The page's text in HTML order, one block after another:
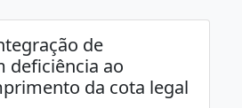
de
deficiência ao
da cota legal